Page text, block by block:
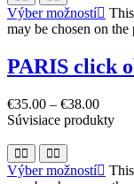
Výber možností
may be chosen on the
PARIS click
€35.00 – €38.00
Súvisiace produkty
Výber možností